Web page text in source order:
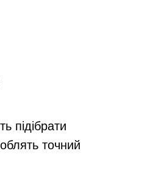
підібрати
точний